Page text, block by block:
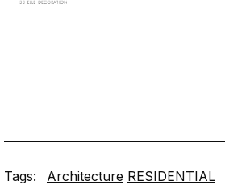
Tags: Architecture RESIDENTIAL